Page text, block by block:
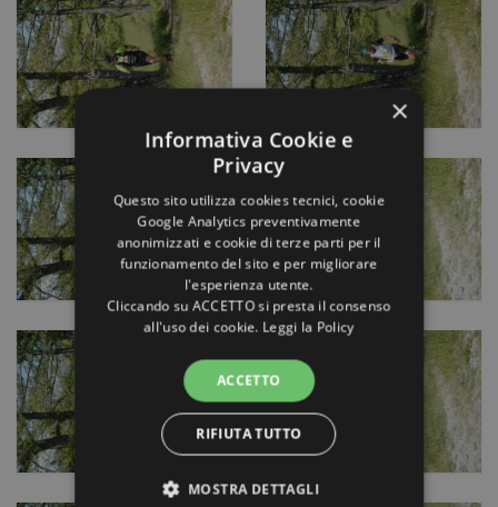
×
Informativa Cookie e
Privacy
Questo sito utilizza cookies tecnici, cookie
Google Analytics preventivamente
anonimizzati e cookie di terze parti per il
funzionamento del sito e per migliorare
l'esperienza utente.
Cliccando su ACCETTO si presta il consenso
all'uso dei cookie. Leggi la Policy
ACCETTO
RIFIUTA TUTTO
MOSTRA DETTAGLI